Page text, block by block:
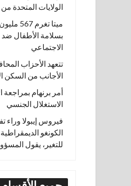
الولايات المتحدة
ميتا
بسلامة الأطفال
الاجتماعي
تتعهد الأحزاب
الأجانب من السكن
أمر برنهام
الاستغلال الجنسي
فيروس إيبولا
الكونغو
للتغير، يقول